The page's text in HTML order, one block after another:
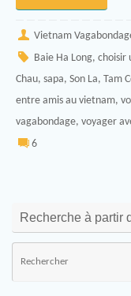
Vietnam
Baie Ha Long, choisir
Chau, sapa, Son La, Tam
entre amis au vietnam,
vagabondage, voyager
6
Recherche à partir